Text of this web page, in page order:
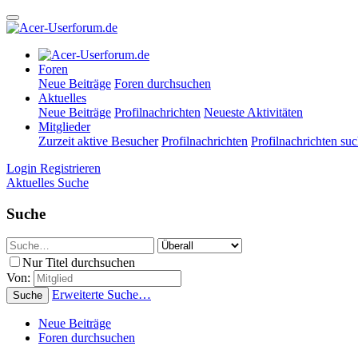
Foren
Neue Beiträge Foren durchsuchen
Aktuelles
Neue Beiträge Profilnachrichten Neueste Aktivitäten
Mitglieder
Zurzeit aktive Besucher Profilnachrichten Profilnachrichten
Login Registrieren
Aktuelles Suche
Suche
Nur Titel durchsuchen
Von:
Suche Erweiterte Suche…
Neue Beiträge
Foren durchsuchen